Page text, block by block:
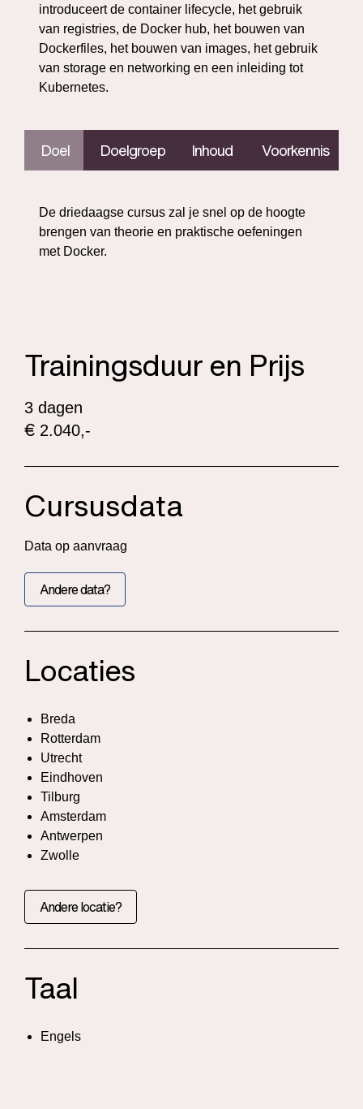
introduceert de container lifecycle, het gebruik
van registries, de Docker hub, het bouwen van
Dockerfiles, het bouwen van images, het gebruik
van storage en networking en een inleiding tot
Kubernetes.
Doel Doelgroep Inhoud Voorkennis
De driedaagse cursus zal je snel op de hoogte
brengen van theorie en praktische oefeningen
met Docker.
Trainingsduur en Prijs
3 dagen
€ 2.040,-
Cursusdata
Data op aanvraag
Andere data?
Locaties
Breda
Rotterdam
Utrecht
Eindhoven
Tilburg
Amsterdam
Antwerpen
Zwolle
Andere locatie?
Taal
Engels